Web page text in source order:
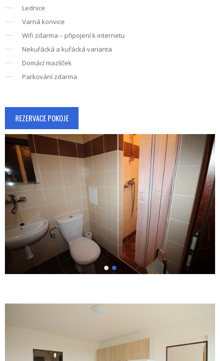
Lednice
Varná konvice
Wifi zdarma – připojení k internetu
Nekuřácká a kuřácká varianta
Domácí mazlíček
Parkování zdarma
REZERVACE POKOJE